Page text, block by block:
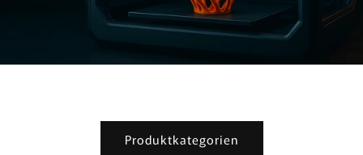
Produktkategorien